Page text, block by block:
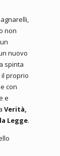
non
nuovo
spinta
proprio
con
e
Verità,
Legge.